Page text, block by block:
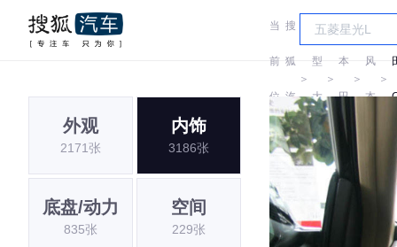
当
前
位
置:
搜
狐
汽
车
＞
车
型
大
全
＞
本
田
＞
东
风
本
＞
外观
2171张
内饰
3186张
底盘/动力
835张
空间
229张